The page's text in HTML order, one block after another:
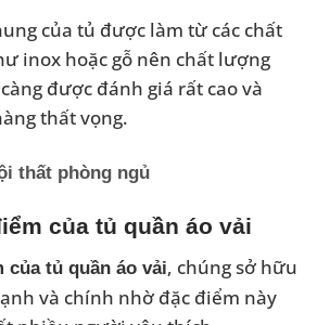
của tủ được làm từ các chất
inox hoặc gỗ nên chất lượng
được đánh giá rất cao và
thất vọng.
thất phòng ngủ
của tủ quần áo vải
của tủ quần áo vải, chúng sở hữu
và chính nhờ đặc điểm này